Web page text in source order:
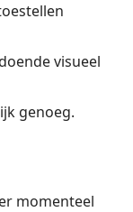
visueel
genoeg.
momenteel